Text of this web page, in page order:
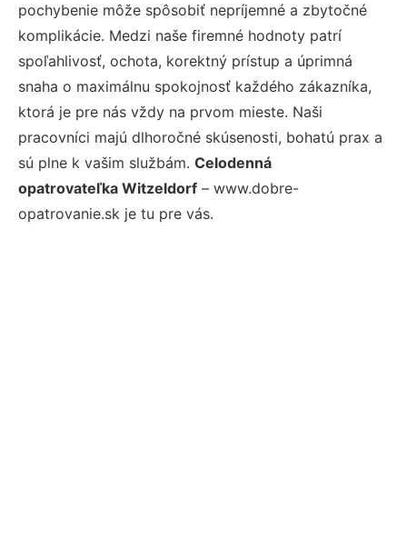
pochybenie môže spôsobiť nepríjemné a zbytočné
komplikácie. Medzi naše firemné hodnoty patrí
spoľahlivosť, ochota, korektný prístup a úprimná
snaha o maximálnu spokojnosť každého zákazníka,
ktorá je pre nás vždy na prvom mieste. Naši
pracovníci majú dlhoročné skúsenosti, bohatú prax a
sú plne k vašim službám. Celodenná
opatrovateľka Witzeldorf – www.dobre-
opatrovanie.sk je tu pre vás.